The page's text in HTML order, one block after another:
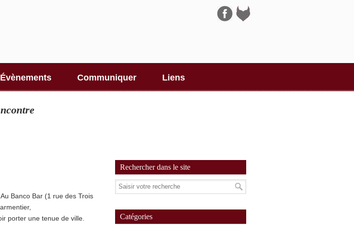
Évènements Communiquer Liens
Navigation
Banco Bar (1 rue des Trois
porter une tenue de ville.
Rechercher dans le site
Catégories